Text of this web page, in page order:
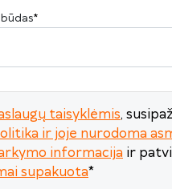
31 1 2 3 4
Šiandien Išvalyti
*
taisyklėmis,
ir joje nurodoma
informacija ir
supakuota*